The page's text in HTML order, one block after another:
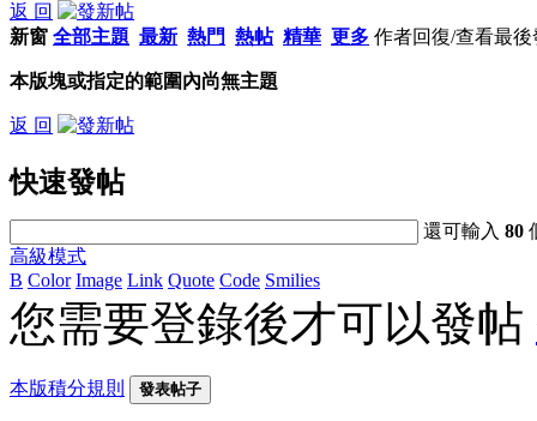
返 回
新窗 全部主題 最新 熱門 熱帖 精華 更多 作者回復/查看最後
本版塊或指定的範圍內尚無主題
返 回
快速發帖
還可輸入80
高級模式
B Color Image Link Quote Code Smilies
您需要登錄後才可以發帖
本版積分規則 發表帖子